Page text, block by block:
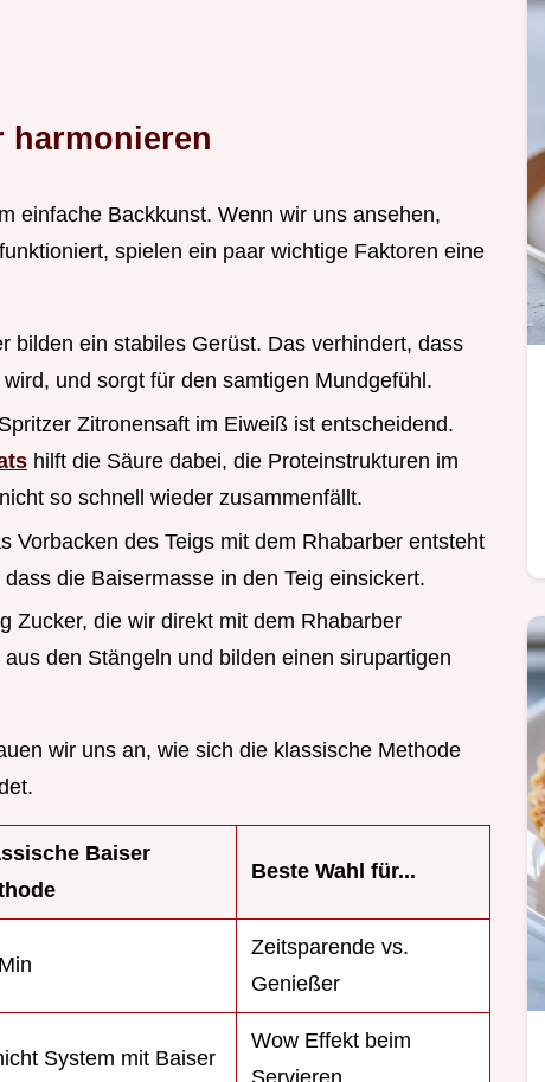
harmonieren
einfache Backkunst. Wenn wir uns ansehen,
spielen ein paar wichtige Faktoren eine
bilden ein stabiles Gerüst. Das verhindert, dass
und sorgt für den samtigen Mundgefühl.
Zitronensaft im Eiweiß ist entscheidend.
hilft die Säure dabei, die Proteinstrukturen im
so schnell wieder zusammenfällt.
Vorbacken des Teigs mit dem Rhabarber entsteht
die Baisermasse in den Teig einsickert.
Zucker, die wir direkt mit dem Rhabarber
den Stängeln und bilden einen sirupartigen
wir uns an, wie sich die klassische Methode
Baiser
Beste Wahl für...
Zeitsparende vs.
Genießer
System mit Baiser
Wow Effekt beim